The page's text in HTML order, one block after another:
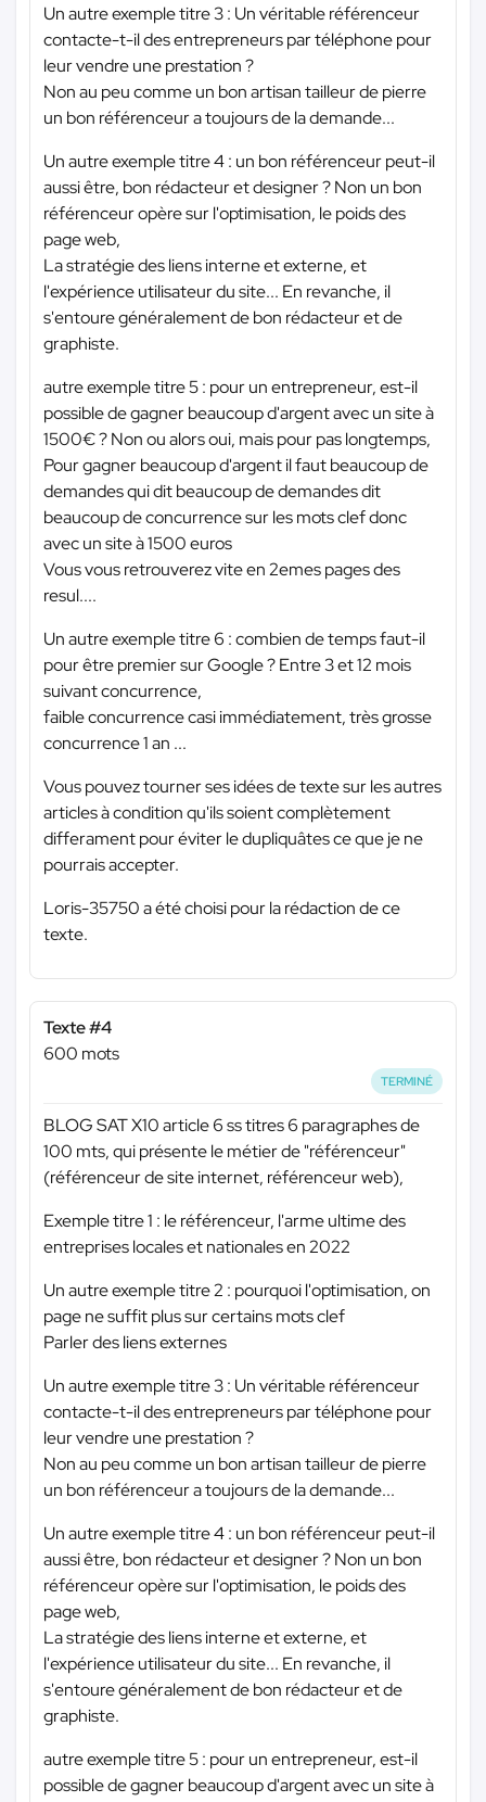
Un autre exemple titre 3 : Un véritable référenceur
contacte-t-il des entrepreneurs par téléphone pour
leur vendre une prestation ?
Non au peu comme un bon artisan tailleur de pierre
un bon référenceur a toujours de la demande...
Un autre exemple titre 4 : un bon référenceur peut-il
aussi être, bon rédacteur et designer ? Non un bon
référenceur opère sur l'optimisation, le poids des
page web,
La stratégie des liens interne et externe, et
l'expérience utilisateur du site... En revanche, il
s'entoure généralement de bon rédacteur et de
graphiste.
autre exemple titre 5 : pour un entrepreneur, est-il
possible de gagner beaucoup d'argent avec un site à
1500€ ? Non ou alors oui, mais pour pas longtemps,
Pour gagner beaucoup d'argent il faut beaucoup de
demandes qui dit beaucoup de demandes dit
beaucoup de concurrence sur les mots clef donc
avec un site à 1500 euros
Vous vous retrouverez vite en 2emes pages des
resul....
Un autre exemple titre 6 : combien de temps faut-il
pour être premier sur Google ? Entre 3 et 12 mois
suivant concurrence,
faible concurrence casi immédiatement, très grosse
concurrence 1 an ...
Vous pouvez tourner ses idées de texte sur les autres
articles à condition qu'ils soient complètement
differament pour éviter le dupliquâtes ce que je ne
pourrais accepter.
Loris-35750 a été choisi pour la rédaction de ce
texte.
Texte #4
600 mots
TERMINÉ
BLOG SAT X10 article 6 ss titres 6 paragraphes de
100 mts, qui présente le métier de "référenceur"
(référenceur de site internet, référenceur web),
Exemple titre 1 : le référenceur, l'arme ultime des
entreprises locales et nationales en 2022
Un autre exemple titre 2 : pourquoi l'optimisation, on
page ne suffit plus sur certains mots clef
Parler des liens externes
Un autre exemple titre 3 : Un véritable référenceur
contacte-t-il des entrepreneurs par téléphone pour
leur vendre une prestation ?
Non au peu comme un bon artisan tailleur de pierre
un bon référenceur a toujours de la demande...
Un autre exemple titre 4 : un bon référenceur peut-il
aussi être, bon rédacteur et designer ? Non un bon
référenceur opère sur l'optimisation, le poids des
page web,
La stratégie des liens interne et externe, et
l'expérience utilisateur du site... En revanche, il
s'entoure généralement de bon rédacteur et de
graphiste.
autre exemple titre 5 : pour un entrepreneur, est-il
possible de gagner beaucoup d'argent avec un site à